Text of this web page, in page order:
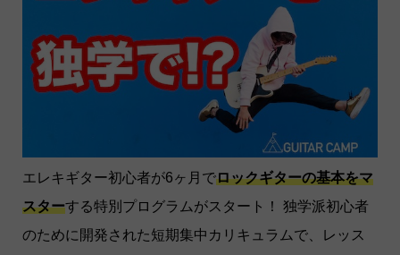
エレキギター初心者が6ヶ月でロックギターの基本をマ
スターする特別プログラムがスタート！ 独学派初心者
のために開発された短期集中カリキュラムで、レッス